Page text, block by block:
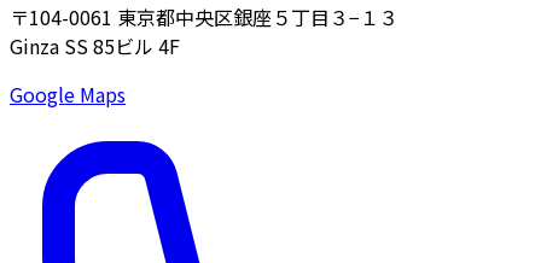
〒104-0061 東京都中央区銀座５丁目３−１３
Ginza SS 85ビル 4F
Google Maps